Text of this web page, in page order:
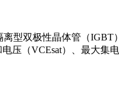
型双极性晶体管（
压（VCEsat）、最大集